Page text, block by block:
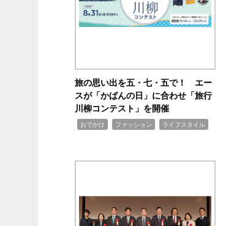
旅の思い出を五・七・五で！ エー
スが「かばんの日」に合わせ「旅行
川柳コンテスト」を開催
おでかけ ファッション ライフスタイル